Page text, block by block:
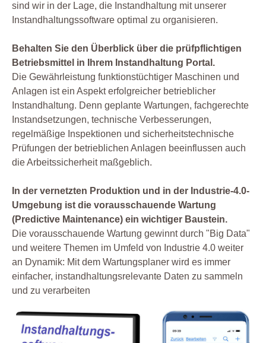
sind wir in der Lage, die Instandhaltung mit unserer
Instandhaltungssoftware optimal zu organisieren.
Behalten Sie den Überblick über die prüfpflichtigen
Betriebsmittel in Ihrem Instandhaltung Portal.
Die Gewährleistung funktionstüchtiger Maschinen und
Anlagen ist ein Aspekt erfolgreicher betrieblicher
Instandhaltung. Denn geplante Wartungen, fachgerechte
Instandsetzungen, technische Verbesserungen,
regelmäßige Inspektionen und sicherheitstechnische
Prüfungen der betrieblichen Anlagen beeinflussen auch
die Arbeitssicherheit maßgeblich.
In der vernetzten Produktion und in der Industrie-4.0-
Umgebung ist die vorausschauende Wartung
(Predictive Maintenance) ein wichtiger Baustein.
Die vorausschauende Wartung gewinnt durch "Big Data"
und weitere Themen im Umfeld von Industrie 4.0 weiter
an Dynamik: Mit dem Wartungsplaner wird es immer
einfacher, instandhaltungsrelevante Daten zu sammeln
und zu verarbeiten